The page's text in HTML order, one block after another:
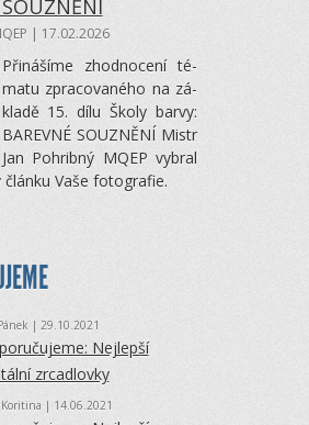
| 17.02.2026
Při­ná­šíme zhod­no­cení té­
matu zpra­co­va­ného na zá­
kladě 15. dílu Školy barvy:
BA­REVNÉ SOUZNĚNÍ Mistr
Jan Po­hribný MQEP vy­bral
Vaše fo­to­gra­fie.
| 29.10.2021
Nejlepší
zrcadlovky
| 14.06.2021